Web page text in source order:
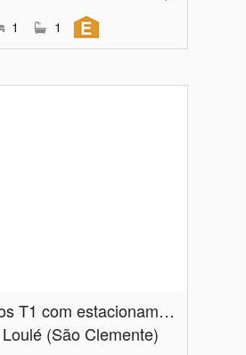
1 1
Apartamentos T1 com estacionamento | Nova Construção | São Clemente | Loulé
(São Clemente)